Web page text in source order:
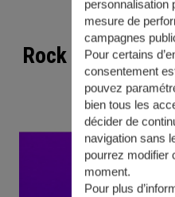
Rock en Seine -
personnalisation
mesure de
campagnes
Pour certains
consentement
pouvez
bien tous les
décider de
navigation sans
pourrez modifier
moment.
Pour plus